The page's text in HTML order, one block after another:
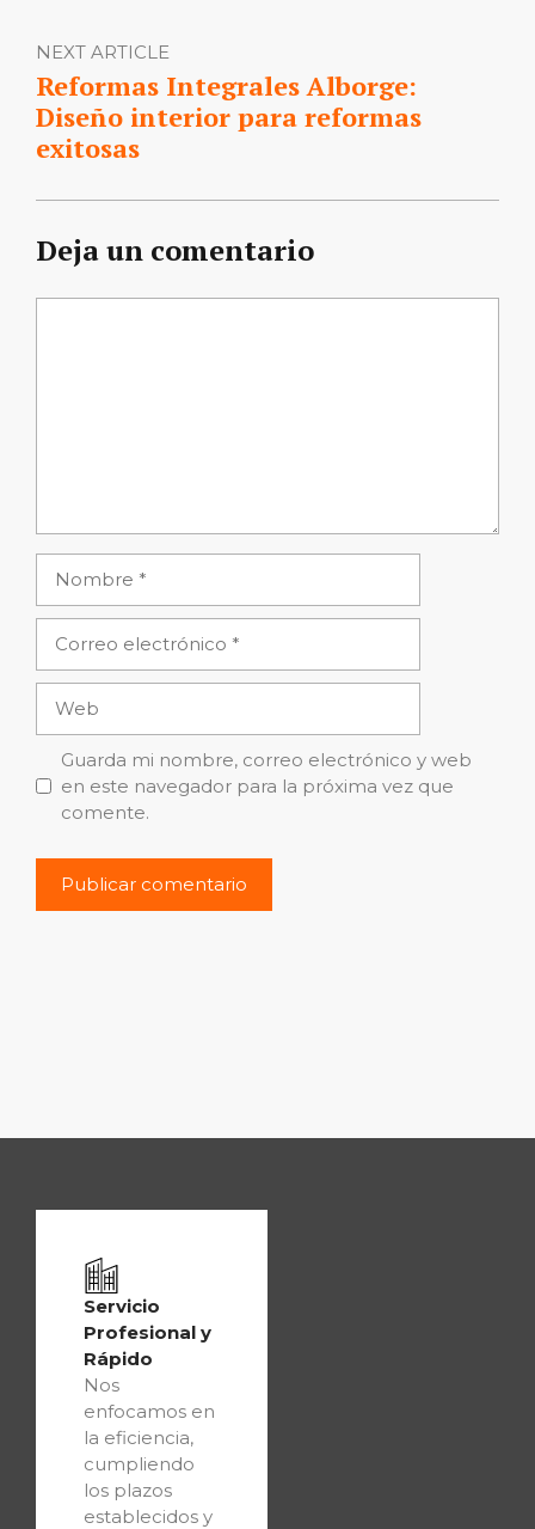
NEXT ARTICLE
Reformas Integrales Alborge:
Diseño interior para reformas
exitosas
Deja un comentario
electrónico
Guarda mi nombre, correo electrónico y web
en este navegador para la próxima vez que
comente.
Servicio
Profesional y
Rápido
Nos
enfocamos en
la eficiencia,
cumpliendo
los plazos
establecidos y